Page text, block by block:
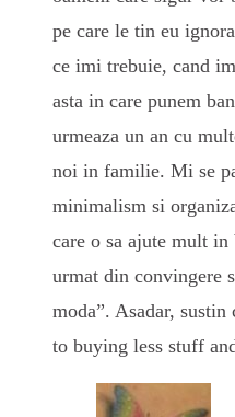
pe care le tin eu
ce imi trebuie, cand
asta in care punem
urmeaza un an cu
noi in familie. Mi se
minimalism si
care o sa ajute mult
urmat din convingere
moda”. Asadar,
to buying less stuff